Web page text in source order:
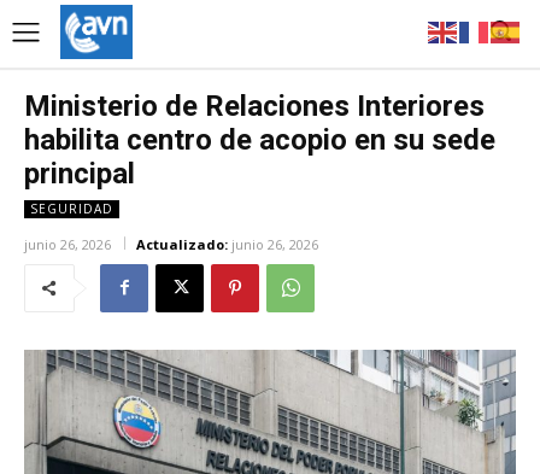
Ministerio de Relaciones Interiores
habilita centro de acopio en su sede
principal
SEGURIDAD
junio 26, 2026 Actualizado: junio 26, 2026